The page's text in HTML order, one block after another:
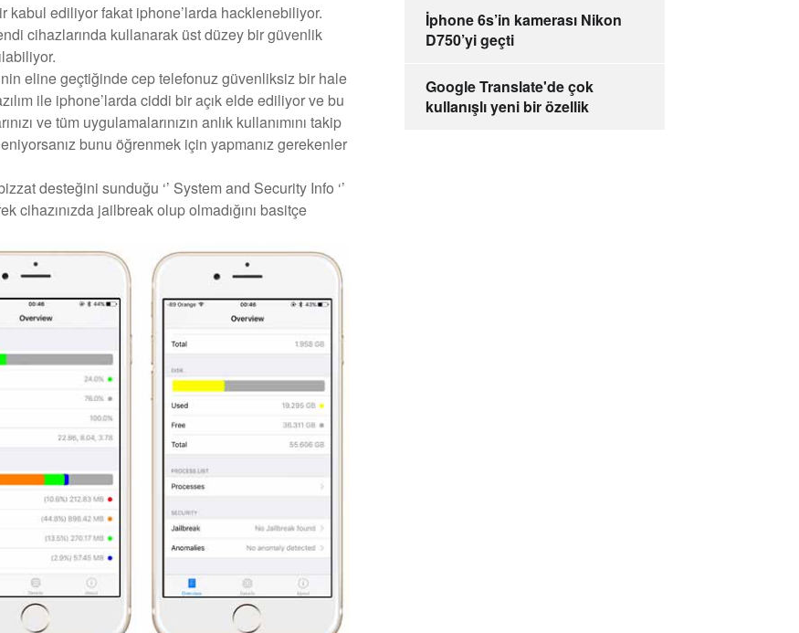
kabul ediliyor fakat iphone’larda hacklenebiliyor.
cihazlarında kullanarak üst düzey bir güvenlik
eline geçtiğinde cep telefonuz güvenliksiz bir hale
ile iphone’larda ciddi bir açık elde ediliyor ve bu
ve tüm uygulamalarınızın anlık kullanımını takip
bunu öğrenmek için yapmanız gerekenler
desteğini sunduğu ‘’ System and Security Info ‘’
cihazınızda jailbreak olup olmadığını basitçe
İphone 6s’in kamerası Nikon
D750’yi geçti
Google Translate'de çok
kullanışlı yeni bir özellik